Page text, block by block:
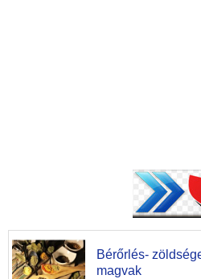
Bérőrlés-
magvak